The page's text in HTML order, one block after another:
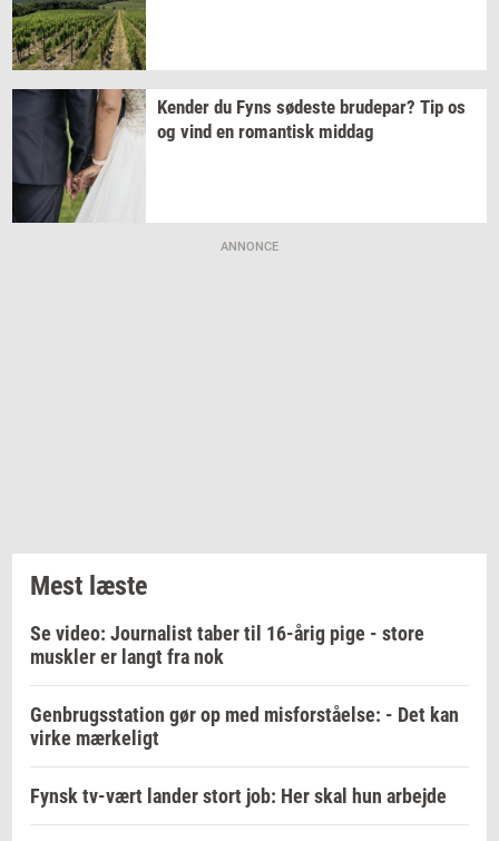
Ken­der du Fyns sø­de­ste bru­de­par? Tip os
og vind en ro­man­tisk mid­dag
ANNONCE
Mest læste
Se video: Journalist taber til 16-årig pige - store
muskler er langt fra nok
Genbrugsstation gør op med misforståelse: - Det kan
virke mærkeligt
Fynsk tv-vært lander stort job: Her skal hun arbejde